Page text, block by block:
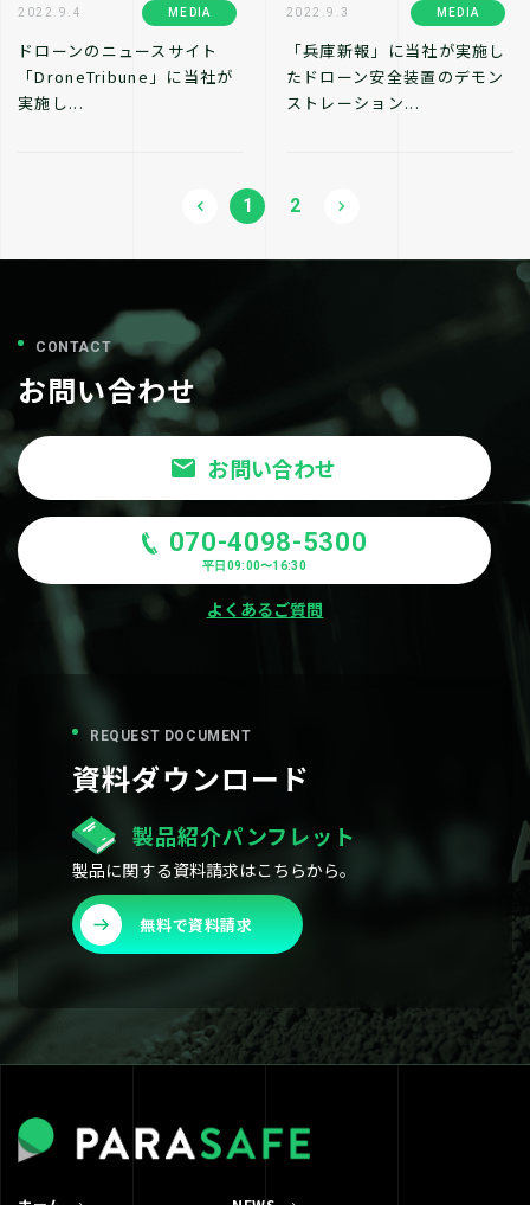
MEDIA
2022.9.4
ドローンのニュースサイト
「DroneTribune」に当社が
実施し...
MEDIA
2022.9.3
「兵庫新報」に当社が実施し
たドローン安全装置のデモン
ストレーション...
1 2
CONTACT
お問い合わせ
お問い合わせ
070-4098-5300
平日09:00〜16:30
よくあるご質問
REQUEST DOCUMENT
資料ダウンロード
製品紹介パンフレット
製品に関する資料請求はこちらから。
無料で資料請求